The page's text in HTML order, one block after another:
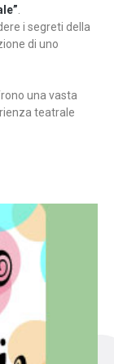
i segreti della
di uno
una vasta
teatrale
concepita
all’intera